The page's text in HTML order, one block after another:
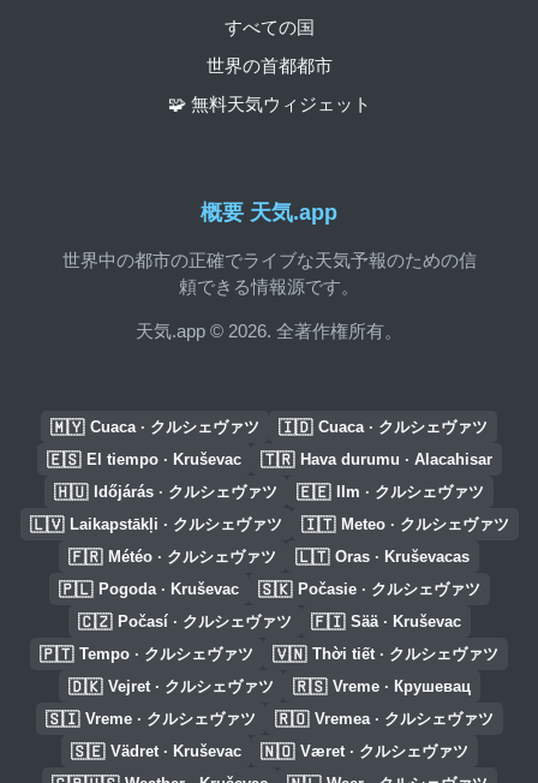
概要 天気.app
世界中の都市の正確でライブな天気予報のための信
頼できる情報源です。
天気.app © 2026. 全著作権所有。
すべての国
世界の首都都市
🧩 無料天気ウィジェット
🇲🇾 Cuaca · クルシェヴァツ 🇮🇩 Cuaca · クルシェヴァツ
🇪🇸 El tiempo · Kruševac 🇹🇷 Hava durumu · Alacahisar
🇭🇺 Időjárás · クルシェヴァツ 🇪🇪 Ilm · クルシェヴァツ
🇱🇻 Laikapstākļi · クルシェヴァツ 🇮🇹 Meteo · クルシェヴァツ
🇫🇷 Météo · クルシェヴァツ 🇱🇹 Oras · Kruševacas
🇵🇱 Pogoda · Kruševac 🇸🇰 Počasie · クルシェヴァツ
🇨🇿 Počasí · クルシェヴァツ 🇫🇮 Sää · Kruševac
🇵🇹 Tempo · クルシェヴァツ 🇻🇳 Thời tiết · クルシェヴァツ
🇩🇰 Vejret · クルシェヴァツ 🇷🇸 Vreme · Крушевац
🇸🇮 Vreme · クルシェヴァツ 🇷🇴 Vremea · クルシェヴァツ
🇸🇪 Vädret · Kruševac 🇳🇴 Været · クルシェヴァツ